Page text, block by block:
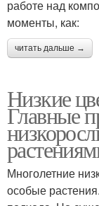
работе над
моменты, как:
читать дальше →
Низкие
Главные
Многолетние
особые